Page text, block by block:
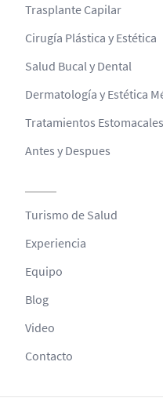
Trasplante Capilar
Cirugía Plástica y Estética
Salud Bucal y Dental
Dermatología y Estética
Tratamientos Estomacales
Antes y Despues
Turismo de Salud
Experiencia
Equipo
Blog
Video
Contacto